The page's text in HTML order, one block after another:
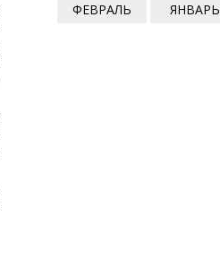
ФЕВРАЛЬ
ЯНВАРЬ